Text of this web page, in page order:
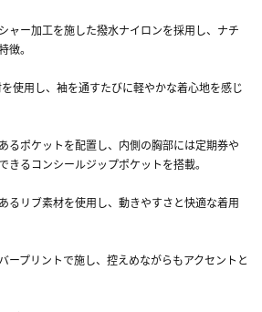
ャー加工を施した撥水ナイロンを採用し、ナチ
徴。
使用し、袖を通すたびに軽やかな着心地を感じ
るポケットを配置し、内側の胸部には定期券や
きるコンシールジップポケットを搭載。
るリブ素材を使用し、動きやすさと快適な着用
ープリントで施し、控えめながらもアクセントと